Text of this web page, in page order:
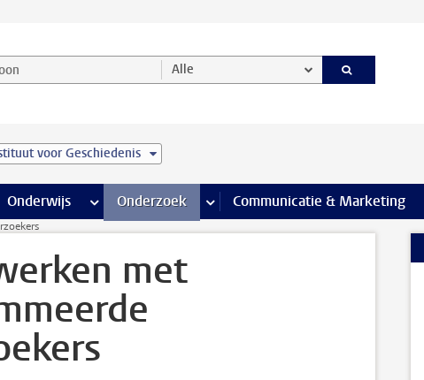
en selecteer categorie Alle
voor Geschiedenis
Faciliteiten pagina’s
Onderwijs meer Onderwijs pagina’s
Onderzoek meer Onderzoek pagina’s
Communicatie & Marketing
met